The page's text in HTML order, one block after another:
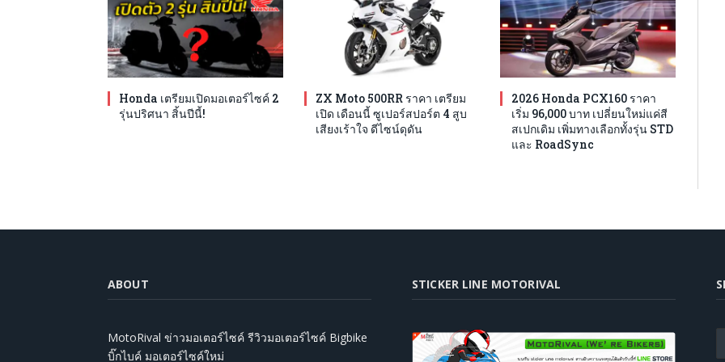
Honda เตรียมเปิดมอเตอร์ไซค์ 2
รุ่นปริศนา สิ้นปีนี้!
ZX Moto 500RR ราคา เตรียม
เปิด เดือนนี้ ซูเปอร์สปอร์ต 4 สูบ
เสียงเร้าใจ ดีไซน์ดุดัน
2026 Honda PCX160 ราคา
เริ่ม 96,000 บาท เปลี่ยนใหม่แค่สี
สเปกเดิม เพิ่มทางเลือกทั้งรุ่น STD
และ RoadSync
ABOUT
MotoRival ข่าวมอเตอร์ไซค์ รีวิวมอเตอร์ไซค์ Bigbike
บิ๊กไบค์ มอเตอร์ไซค์ใหม่
STICKER LINE MOTORIVAL